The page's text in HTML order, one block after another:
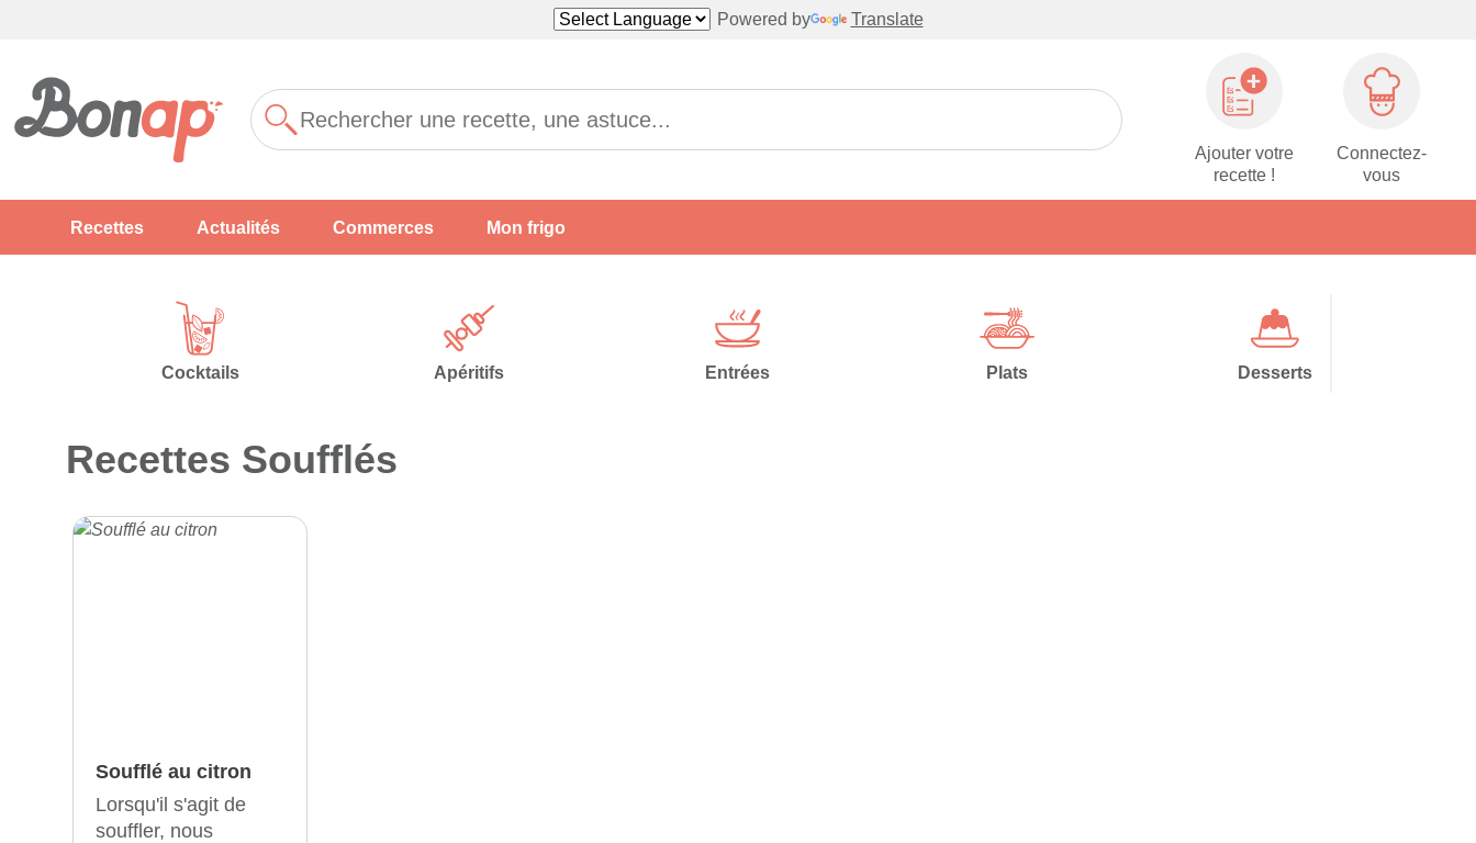
Powered by Translate
Ajouter votre
recette !
Connectez-
vous
Recettes Actualités Commerces Mon frigo
Cocktails Apéritifs Entrées Plats Desserts
Recettes Soufflés
Soufflé au citron
Lorsqu'il s'agit de
souffler, nous